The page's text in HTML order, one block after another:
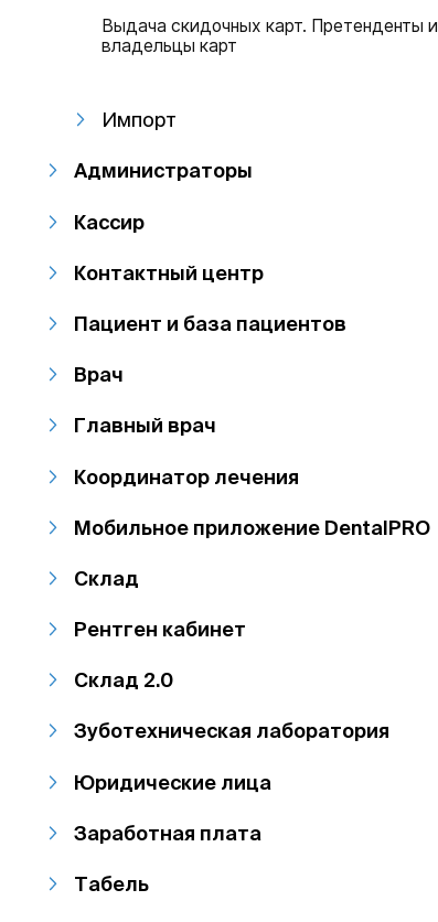
Выдача скидочных карт. Претенденты и
владельцы карт
Импорт
Администраторы
Кассир
Контактный центр
Пациент и база пациентов
Врач
Главный врач
Координатор лечения
Мобильное приложение DentalPRO
Склад
Рентген кабинет
Склад 2.0
Зуботехническая лаборатория
Юридические лица
Заработная плата
Табель